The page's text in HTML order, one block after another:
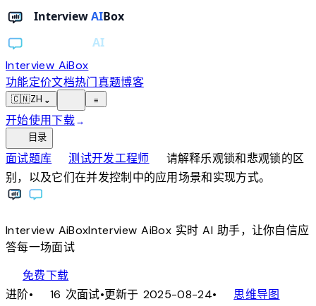
Interview AiBox
功能定价文档热门真题博客
🇨🇳ZH ⌄ ≡
开始使用下载→
目录
面试题库chevron_right测试开发工程师chevron_right
请解释乐观锁和悲观锁的区
别，以及它们在并发控制中的应用场景和实现方式。
Interview AiBoxInterviewAiBox实时 AI 助手，让你自信应
答每一场面试
免费下载
进阶• 16 次面试•更新于 2025-08-24• account_tree思维导图